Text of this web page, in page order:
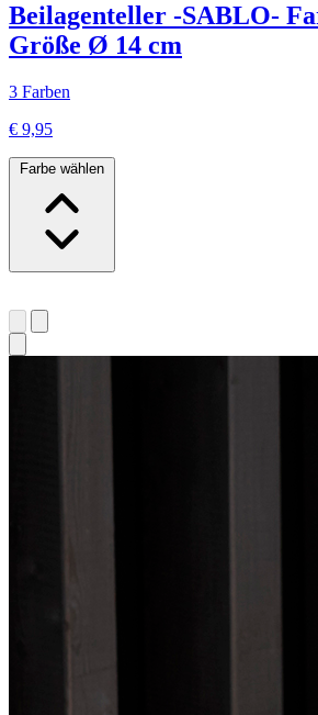
Beilagenteller -SABLO-
Größe Ø 14 cm
3 Farben
€ 9,95
Farbe wählen